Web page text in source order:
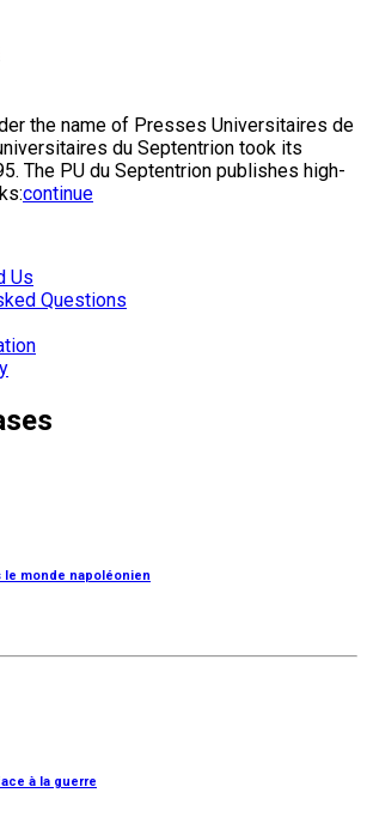
the name of Presses Universitaires de
du Septentrion took its
The PU du Septentrion publishes high-
continue
Us
Questions
monde napoléonien
à la guerre